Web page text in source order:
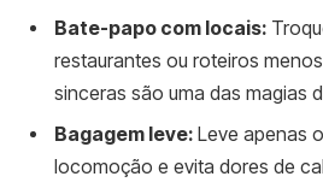
Bate-papo com locais:
restaurantes ou roteiros
sinceras são uma das magias
Bagagem leve: Leve apenas
locomoção e evita dores de